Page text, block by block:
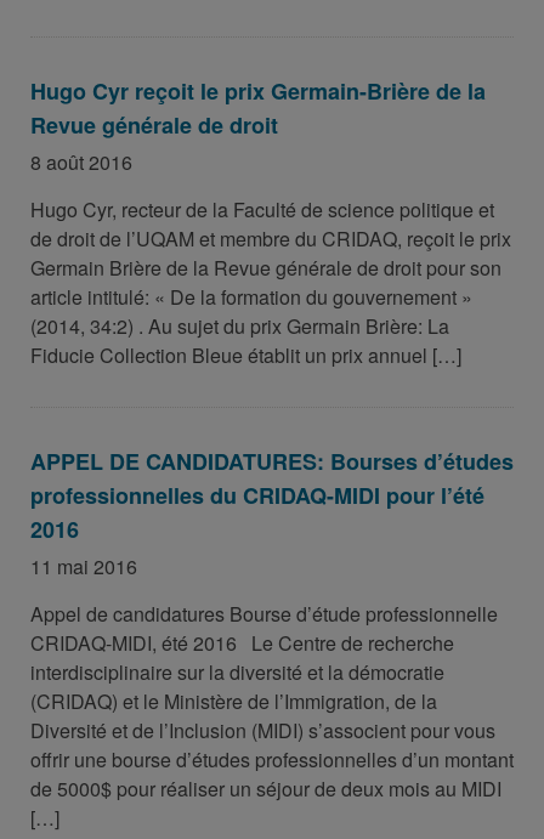
Hugo Cyr reçoit le prix Germain-Brière de la
Revue générale de droit
8 août 2016
Hugo Cyr, recteur de la Faculté de science politique et
de droit de l’UQAM et membre du CRIDAQ, reçoit le prix
Germain Brière de la Revue générale de droit pour son
article intitulé: « De la formation du gouvernement »
(2014, 34:2) . Au sujet du prix Germain Brière: La
Fiducie Collection Bleue établit un prix annuel […]
APPEL DE CANDIDATURES: Bourses d’études
professionnelles du CRIDAQ-MIDI pour l’été
2016
11 mai 2016
Appel de candidatures Bourse d’étude professionnelle
CRIDAQ-MIDI, été 2016 Le Centre de recherche
interdisciplinaire sur la diversité et la démocratie
(CRIDAQ) et le Ministère de l’Immigration, de la
Diversité et de l’Inclusion (MIDI) s’associent pour vous
offrir une bourse d’études professionnelles d’un montant
de 5000$ pour réaliser un séjour de deux mois au MIDI
[…]